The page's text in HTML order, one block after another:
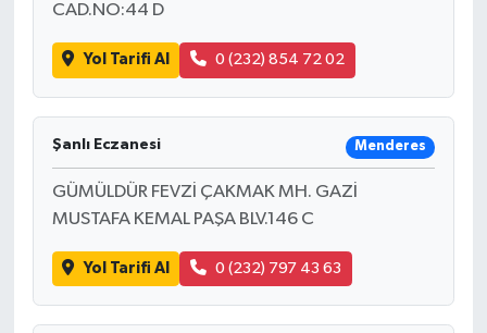
CAD.NO:44 D
Yol Tarifi Al 0 (232) 854 72 02
Şanlı Eczanesi Menderes
GÜMÜLDÜR FEVZİ ÇAKMAK MH. GAZİ
MUSTAFA KEMAL PAŞA BLV.146 C
Yol Tarifi Al 0 (232) 797 43 63